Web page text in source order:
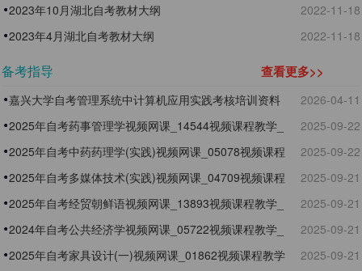
2023年10月湖北自考教材大纲
2022-11-18
2023年4月湖北自考教材大纲
2022-11-18
备考指导 查看更多>>
嘉兴大学自考管理系统中计算机应用实践考核培训资料
2026-04-11
2025年自考药事管理学视频网课_14544视频课程教学_
免费试听
2025-09-22
2025年自考中药药理学(实践)视频网课_05078视频课程
教学_免费试听
2025-09-22
2025年自考多媒体技术(实践)视频网课_04709视频课程
教学_免费试听
2025-09-21
2025年自考经贸朝鲜语视频网课_13893视频课程教学_
免费试听
2025-09-21
2024年自考公共经济学视频网课_05722视频课程教学_
免费试听
2025-09-21
2025年自考家具设计(一)视频网课_01862视频课程教学
2025-09-21